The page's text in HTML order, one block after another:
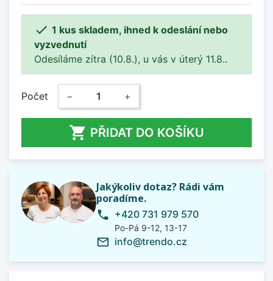
 1 kus skladem, ihned k odeslání nebo
vyzvednutí
Odesíláme zítra (10.8.), u vás v úterý 11.8..
Počet − +
 PŘIDAT DO KOŠÍKU
Jakýkoliv dotaz? Rádi vám
poradíme.
phone +420 731 979 570
Po-Pá 9-12, 13-17
mail_outline info@trendo.cz